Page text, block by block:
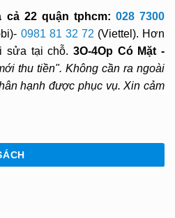
22 quận tphcm: 028 7300
0981 81 32 72 (Viettel). Hơn
sửa tại chỗ. 3O-4Op Có Mặt -
thu tiền". Không cần ra ngoài
hạnh được phục vụ. Xin cảm